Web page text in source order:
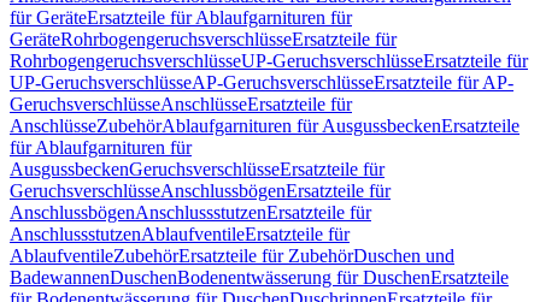
für GeräteErsatzteile für Ablaufgarnituren für
GeräteRohrbogengeruchsverschlüsseErsatzteile für
RohrbogengeruchsverschlüsseUP-GeruchsverschlüsseErsatzteile für
UP-GeruchsverschlüsseAP-GeruchsverschlüsseErsatzteile für AP-
GeruchsverschlüsseAnschlüsseErsatzteile für
AnschlüsseZubehörAblaufgarnituren für AusgussbeckenErsatzteile
für Ablaufgarnituren für
AusgussbeckenGeruchsverschlüsseErsatzteile für
GeruchsverschlüsseAnschlussbögenErsatzteile für
AnschlussbögenAnschlussstutzenErsatzteile für
AnschlussstutzenAblaufventileErsatzteile für
AblaufventileZubehörErsatzteile für ZubehörDuschen und
BadewannenDuschenBodenentwässerung für DuschenErsatzteile